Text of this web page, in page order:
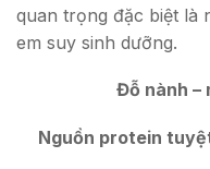
quan trọng đặc biệt là
em suy sinh dưỡng.
Đỗ nành –
Nguồn protein